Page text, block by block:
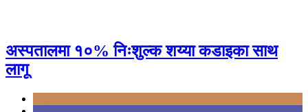
अस्पतालमा १०% निःशुल्क शय्या कडाइका साथ
लागू